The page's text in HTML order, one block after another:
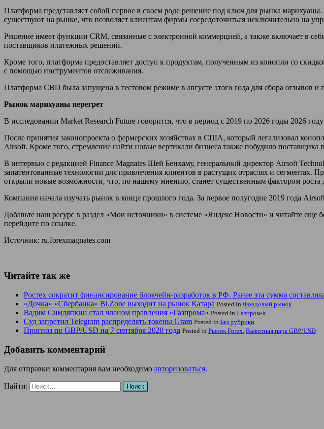
Платформа представляет собой первое в своем роде решение под ключ для рынка
существуют на рынке, что позволяет клиентам фирмы сосредоточиться исключительно на
Решение имеет функции CRM, связанные с электронной коммерцией, а также включает в
поставщиков платежных решений.
Кроме того, платформа предоставляет доступ к продуктам, полученным из конопли со
с помощью инструментов отслеживания.
Платформа CBD была запущена в тестовом режиме в августе этого года для сбора
Рынок марихуаны перегрет
В исследовании Market Research Future говорится, что в период с 2019 по 2026 годы 2026
После принятия законопроекта о фермерских хозяйствах в США, который легализовал
Airsoft. Кроме того, стремление найти новые вертикали бизнеса также побудило
В интервью с редакцией Finance Magnates Шей Бенхаму, генеральный директор Airsoft
запатентованные технологии для привлечения клиентов в растущих отраслях и
открыли новые возможности, что, по нашему мнению, станет существенным фактором
Компания начала изучать рынок в конце прошлого года. За первое полугодие 2019 года
Добавьте наш ресурс в раздел «Мои источники» в системе «Яндекс Новости» и читайте
перейдите по ссылке.
Источник: ru.forexmagnates.com
Читайте так же
Ростех сократит финансирование блокчейн-разработок в РФ. Ранее эта сумма
«Дочка» «Сбербанка» Bi.Zone выходит на рынок Катара Posted in Фондовый рынок
Вадим Симдяпкин стал членом правления «Газпрома» Posted in Газпром-h
Суд запретил Telegram распределять токены Gram Posted in Без рубрики
Прогноз по GBP/USD на 7 сентября 2020 года Posted in Рынок Forex, Валютная пара GBP/USD
Добавить комментарий
Для отправки комментария вам необходимо авторизоваться.
Найти: